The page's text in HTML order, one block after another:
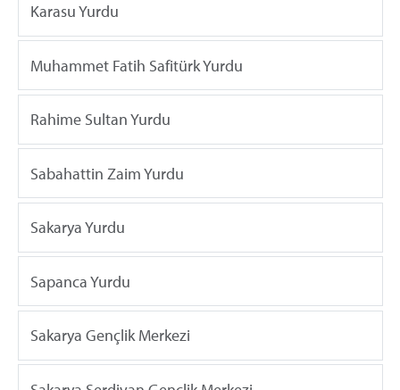
Karasu Yurdu
Muhammet Fatih Safitürk Yurdu
Rahime Sultan Yurdu
Sabahattin Zaim Yurdu
Sakarya Yurdu
Sapanca Yurdu
Sakarya Gençlik Merkezi